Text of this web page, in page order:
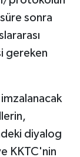
sonra
gereken
diyalog
KKTC'nin